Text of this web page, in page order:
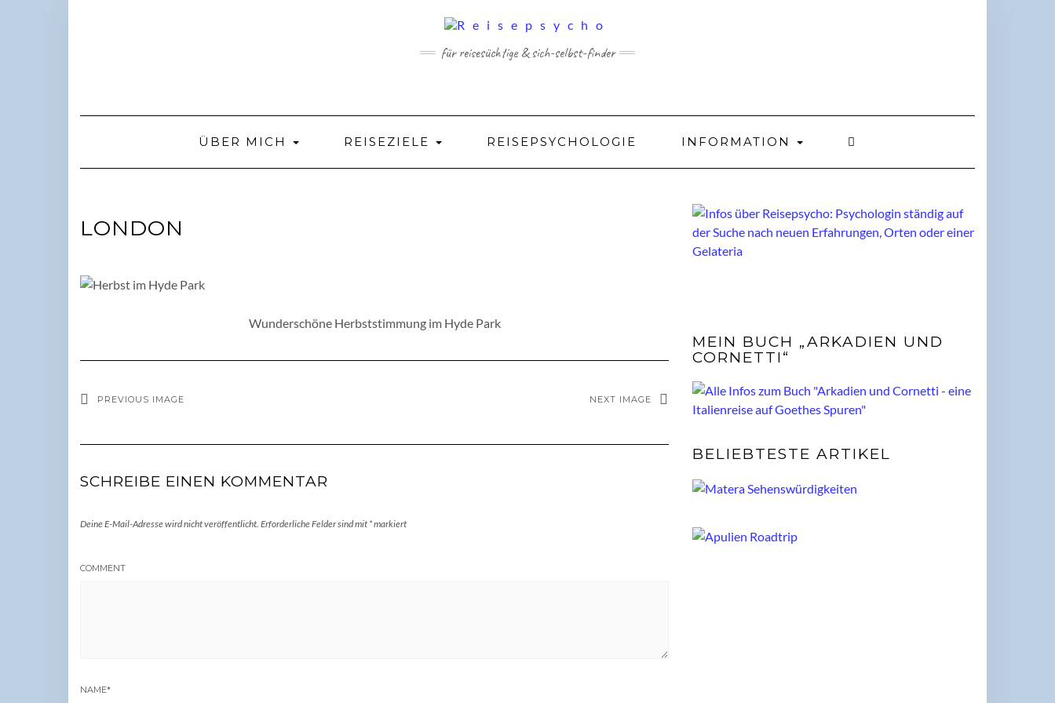
für reisesüchtige & sich-selbst-finder
ÜBER MICH REISEZIELE REISEPSYCHOLOGIE INFORMATION
LONDON
Wunderschöne Herbststimmung im Hyde Park
PREVIOUS IMAGE NEXT IMAGE
SCHREIBE EINEN KOMMENTAR
Deine E-Mail-Adresse wird nicht veröffentlicht. Erforderliche Felder sind mit *markiert
COMMENT
NAME*
MEIN BUCH „ARKADIEN UND
CORNETTI“
BELIEBTESTE ARTIKEL